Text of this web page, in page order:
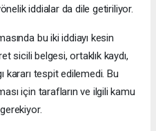
iddialar da dile getiriliyor.
bu iki iddiayı kesin
sicili belgesi, ortaklık kaydı,
kararı tespit edilemedi. Bu
için tarafların ve ilgili kamu